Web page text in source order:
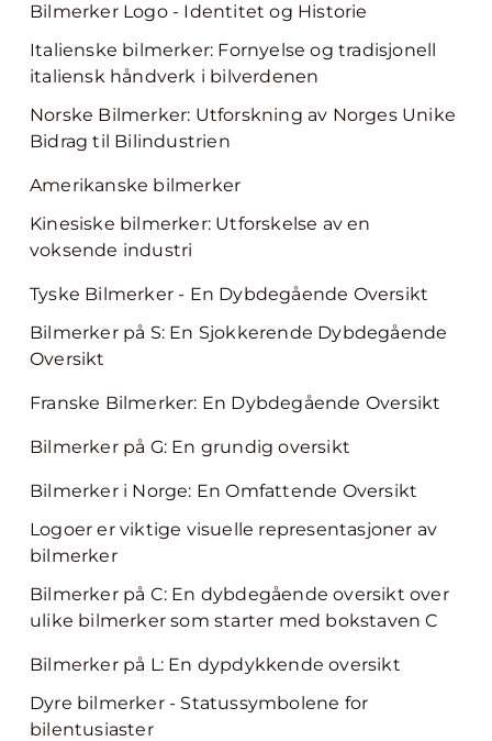
Bilmerker Logo - Identitet og Historie
Italienske bilmerker: Fornyelse og tradisjonell
italiensk håndverk i bilverdenen
Norske Bilmerker: Utforskning av Norges Unike
Bidrag til Bilindustrien
Amerikanske bilmerker
Kinesiske bilmerker: Utforskelse av en
voksende industri
Tyske Bilmerker - En Dybdegående Oversikt
Bilmerker på S: En Sjokkerende Dybdegående
Oversikt
Franske Bilmerker: En Dybdegående Oversikt
Bilmerker på G: En grundig oversikt
Bilmerker i Norge: En Omfattende Oversikt
Logoer er viktige visuelle representasjoner av
bilmerker
Bilmerker på C: En dybdegående oversikt over
ulike bilmerker som starter med bokstaven C
Bilmerker på L: En dypdykkende oversikt
Dyre bilmerker - Statussymbolene for
bilentusiaster